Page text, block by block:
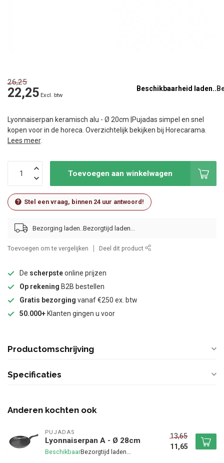
26,25
22,25 Excl. btw
Beschikbaarheid laden..
Lyonnaiserpan keramisch alu - Ø 20cm |Pujadas simpel en snel
kopen voor in de horeca. Overzichtelijk bekijken bij Horecarama.
Lees meer.
Toevoegen aan winkelwagen
Stel een vraag, binnen 24 uur antwoord!
Bezorging laden..
Toevoegen om te vergelijken Deel dit product
De scherpsteonline prijzen
Op rekening B2B bestellen
Gratis bezorging vanaf €250 ex. btw
50.000+ Klanten gingen u voor
Productomschrijving
Specificaties
Anderen kochten ook
PUJADAS
Lyonnaiserpan A - Ø 28cm
Beschikbaar
13,65
11,65